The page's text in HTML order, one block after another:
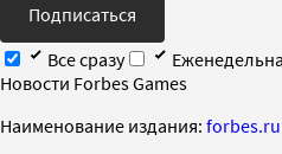
Подписаться
Все сразу
Новости Forbes Games
Наименование издания: forbes.ru